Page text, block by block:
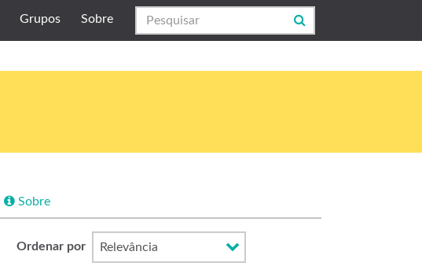
Grupos Sobre
Sobre
Ordenar por